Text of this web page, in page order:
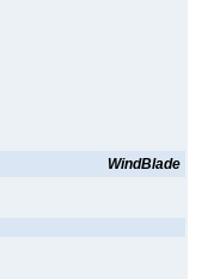
WindBlade